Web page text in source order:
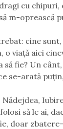
cu chipuri,
m-oprească
cine sunt,
o viață aici
să fie? Un
se-arată
Nădejdea,
să le ai,
doar